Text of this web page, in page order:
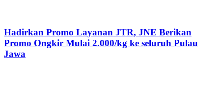
Hadirkan Promo Layanan JTR, JNE Berikan
Promo Ongkir Mulai 2.000/kg ke seluruh Pulau
Jawa